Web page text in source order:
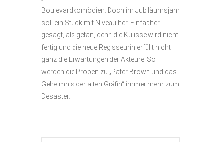
Boulevardkomödien. Doch im Jubiläumsjahr
soll ein Stück mit Niveau her. Einfacher
gesagt, als getan, denn die Kulisse wird nicht
fertig und die neue Regisseurin erfüllt nicht
ganz die Erwartungen der Akteure. So
werden die Proben zu „Pater Brown und das
Geheimnis der alten Gräfin“ immer mehr zum
Desaster.